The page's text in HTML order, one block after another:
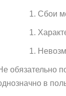
Сбои
обязательно
в